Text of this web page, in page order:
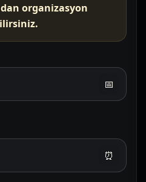
organizasyon
📅
⏰